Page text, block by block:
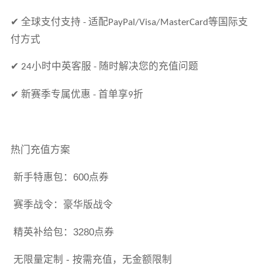
✔ 全球支付支持 - 适配PayPal/Visa/MasterCard等国际支
付方式
✔ 24小时中英客服 - 随时解决您的充值问题
✔ 新赛季专属优惠 - 首单享9折
热门充值方案
新手特惠包： 600点券
赛季战令：豪华版战令
精英补给包： 3280点券
无限量定制 - 按需充值，无金额限制